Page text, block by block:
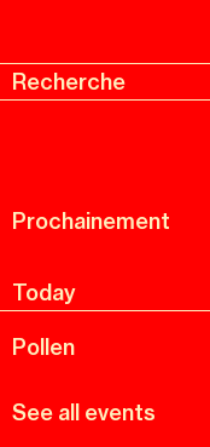
Menu
Recherche
Prochainement
Today
Pollen
See all events